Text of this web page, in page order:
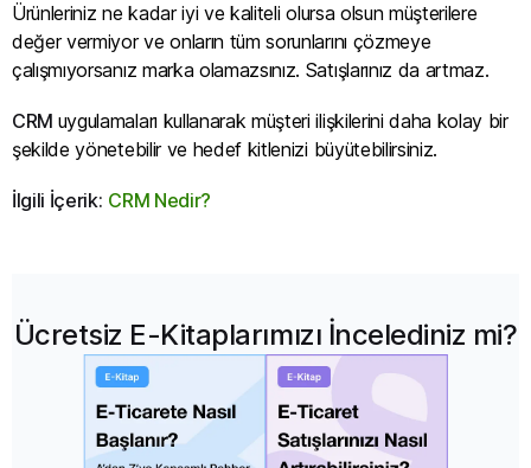
Ürünleriniz ne kadar iyi ve kaliteli olursa olsun müşterilere
değer vermiyor ve onların tüm sorunlarını çözmeye
çalışmıyorsanız marka olamazsınız. Satışlarınız da artmaz.
CRM uygulamaları kullanarak müşteri ilişkilerini daha kolay bir
şekilde yönetebilir ve hedef kitlenizi büyütebilirsiniz.
İlgili İçerik: CRM Nedir?
Ücretsiz E-Kitaplarımızı İncelediniz mi?